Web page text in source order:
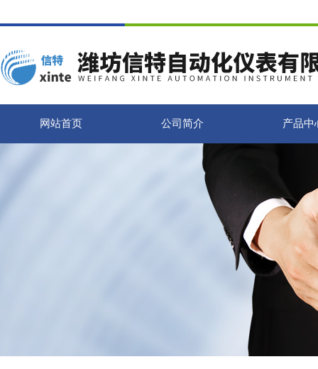
网站首页 公司简介 产品中